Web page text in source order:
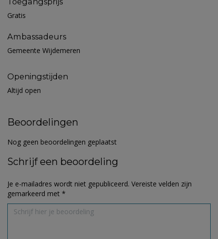
Gratis
Ambassadeurs
Gemeente Wijdemeren
Openingstijden
Altijd open
Beoordelingen
Nog geen beoordelingen geplaatst
Schrijf een beoordeling
Je e-mailadres wordt niet gepubliceerd. Vereiste velden zijn
gemarkeerd met *